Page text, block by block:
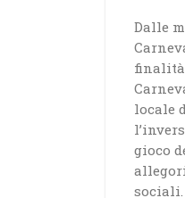
Dalle
locale
gioco
sociali.